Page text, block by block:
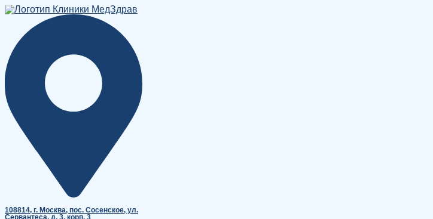
Перейти
содержимому
108814, г. Москва, поc. Сосенское, ул.
Сервантеса, д. 3, корп. 3